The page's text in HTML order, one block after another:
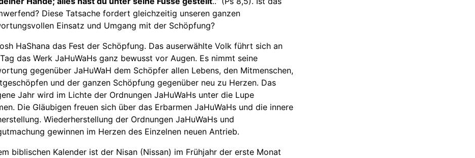
Diese Tatsache fordert gleichzeitig unseren ganzen
Einsatz und Umgang mit der Schöpfung?
HaShana das Fest der Schöpfung. Das auserwählte Volk führt sich an
das Werk JaHuWaHs ganz bewusst vor Augen. Es nimmt seine
gegenüber JaHuWaH dem Schöpfer allen Lebens, den Mitmenschen,
und der ganzen Schöpfung gegenüber neu zu Herzen. Das
Jahr wird im Lichte der Ordnungen JaHuWaHs unter die Lupe
Die Gläubigen freuen sich über das Erbarmen JaHuWaHs und die innere
Wiederherstellung der Ordnungen JaHuWaHs und
gewinnen im Herzen des Einzelnen neuen Antrieb.
biblischen Kalender ist der Nisan (Nissan) im Frühjahr der erste Monat